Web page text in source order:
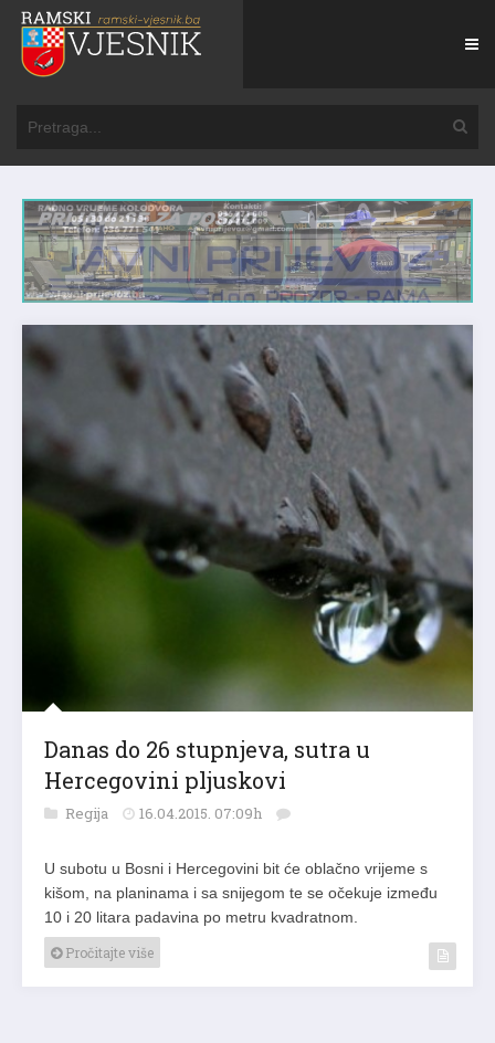
Danas do 26 stupnjeva, sutra u
Hercegovini pljuskovi
Regija 16.04.2015. 07:09h
U subotu u Bosni i Hercegovini bit će oblačno vrijeme s
kišom, na planinama i sa snijegom te se očekuje između
10 i 20 litara padavina po metru kvadratnom.
Pročitajte više